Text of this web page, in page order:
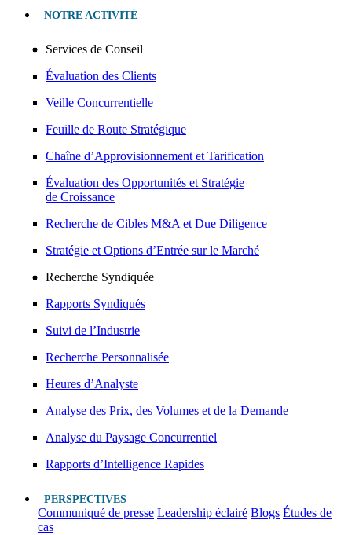
NOTRE ACTIVITÉ
Services de Conseil
Évaluation des Clients
Veille Concurrentielle
Feuille de Route Stratégique
Chaîne d’Approvisionnement et Tarification
Évaluation des Opportunités et Stratégie
de Croissance
Recherche de Cibles M&A et Due Diligence
Stratégie et Options d’Entrée sur le Marché
Recherche Syndiquée
Rapports Syndiqués
Suivi de l’Industrie
Recherche Personnalisée
Heures d’Analyste
Analyse des Prix, des Volumes et de la Demande
Analyse du Paysage Concurrentiel
Rapports d’Intelligence Rapides
PERSPECTIVES
Communiqué de presse Leadership éclairé Blogs Études de
cas